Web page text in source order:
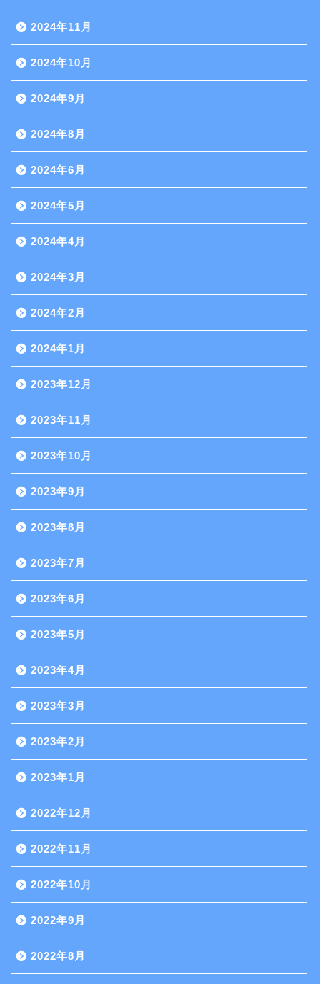
2024年11月
2024年10月
2024年9月
2024年8月
2024年6月
2024年5月
2024年4月
2024年3月
2024年2月
2024年1月
2023年12月
2023年11月
2023年10月
2023年9月
2023年8月
2023年7月
2023年6月
2023年5月
2023年4月
2023年3月
2023年2月
2023年1月
2022年12月
2022年11月
2022年10月
2022年9月
2022年8月